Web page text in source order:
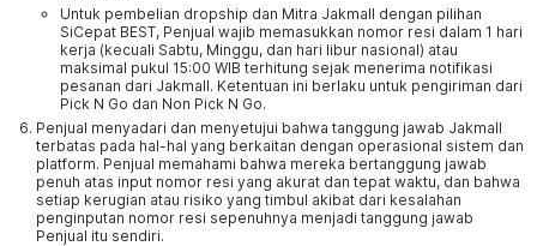
Untuk pembelian dropship dan Mitra Jakmall dengan pilihan
SiCepat BEST, Penjual wajib memasukkan nomor resi dalam 1 hari
kerja (kecuali Sabtu, Minggu, dan hari libur nasional) atau
maksimal pukul 15:00 WIB terhitung sejak menerima notifikasi
pesanan dari Jakmall. Ketentuan ini berlaku untuk pengiriman dari
Pick N Go dan Non Pick N Go.
Penjual menyadari dan menyetujui bahwa tanggung jawab Jakmall
terbatas pada hal-hal yang berkaitan dengan operasional sistem dan
platform. Penjual memahami bahwa mereka bertanggung jawab
penuh atas input nomor resi yang akurat dan tepat waktu, dan bahwa
setiap kerugian atau risiko yang timbul akibat dari kesalahan
penginputan nomor resi sepenuhnya menjadi tanggung jawab
Penjual itu sendiri.